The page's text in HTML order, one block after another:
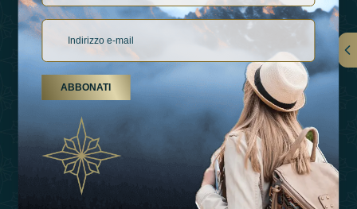
Collegamenti
Esperienza
ABBONATI